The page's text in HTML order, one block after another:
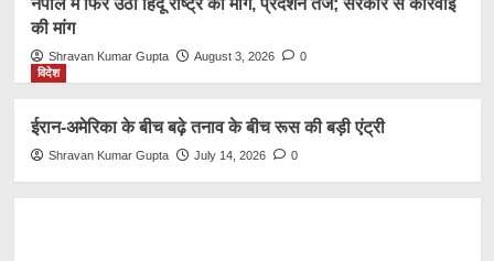
की मांग
Shravan Kumar Gupta August 3, 2026
0
विदेश
ईरान-अमेरिका के बीच बढ़े तनाव के बीच रूस की बड़ी एंट्री
Shravan Kumar Gupta July 14, 2026 0